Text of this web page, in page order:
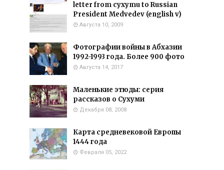
letter from cyxymu to Russian
President Medvedev (english v)
Августа 10, 2009
Фотографии войны в Абхазии
1992-1993 года. Более 900 фото
Августа 14, 2017
Маленькие этюды: серия
рассказов о Сухуми
Декабря 08, 2008
Карта средневековой Европы
1444 года
Февраля 05, 2022